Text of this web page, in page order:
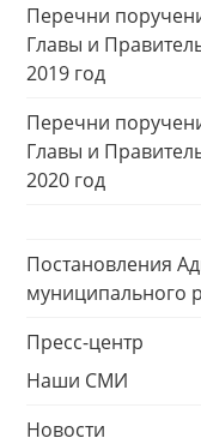
Перечни
Главы и
2019 год
Перечни
Главы и
2020 год
Постановления
муниципального
Пресс-центр
Наши СМИ
Новости